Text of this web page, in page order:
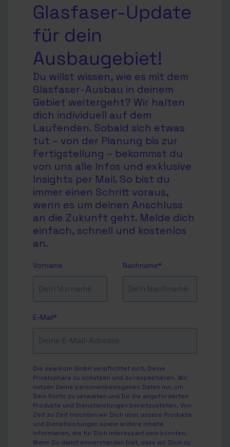
Glasfaser-Update
für dein
Ausbaugebiet!
Du willst wissen, wie es mit dem
Glasfaser-Ausbau in deinem
Gebiet weitergeht? Wir halten
dich individuell auf dem
Laufenden. Sobald sich etwas
tut – von der Planung bis zur
Fertigstellung – bekommst du
von uns alle Infos und exklusive
Insights per Mail. So bist du
immer einen Schritt voraus,
wenn es um deinen Anschluss
an die Zukunft geht. Melde dich
einfach, schnell und kostenlos
an.
Vorname Nachname*
E-Mail*
Die sewikom GmbH verpflichtet sich, Deine
Privatsphäre zu schützen und zu respektieren. Wir
nutzen Deine personenbezogenen Daten nur, um
Dein Konto zu verwalten und Dir die angeforderten
Produkte und Dienstleistungen bereitzustellen. Von
Zeit zu Zeit möchten wir Dich über unsere Produkte
und Dienstleistungen sowie andere Inhalte
informieren, die für Dich interessant sein könnten.
Wenn Du damit einverstanden bist, dass wir Dich zu